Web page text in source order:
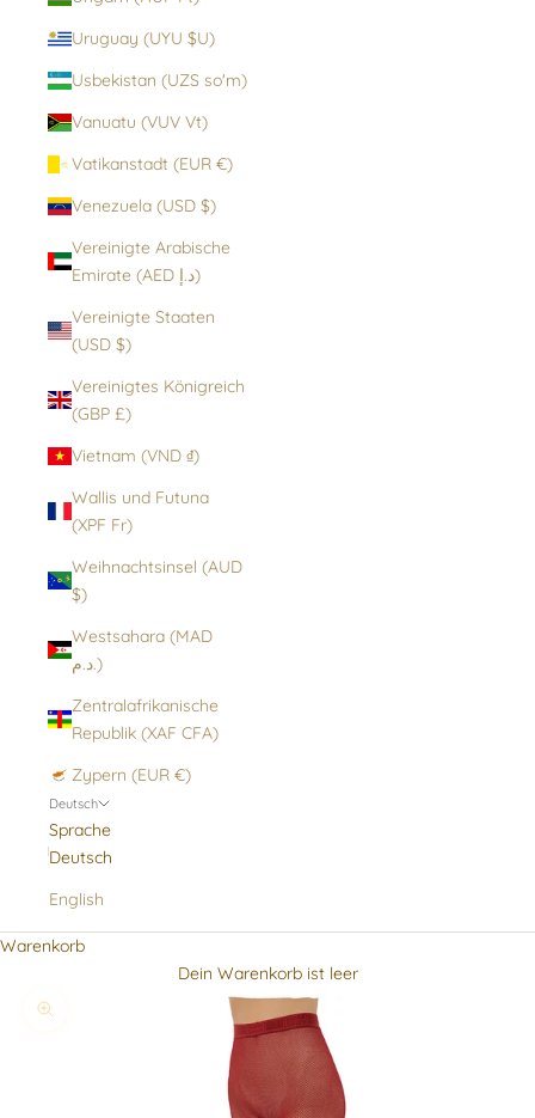
Uruguay (UYU $U)
Usbekistan (UZS so'm)
Vanuatu (VUV Vt)
Vatikanstadt (EUR €)
Venezuela (USD $)
Vereinigte Arabische
Emirate (AED د.إ)
Vereinigte Staaten
(USD $)
Vereinigtes Königreich
(GBP £)
Vietnam (VND ₫)
Wallis und Futuna
(XPF Fr)
Weihnachtsinsel (AUD
$)
Westsahara (MAD
د.م.)
Zentralafrikanische
Republik (XAF CFA)
Zypern (EUR €)
Deutsch
Sprache
Deutsch
English
Warenkorb
Dein Warenkorb ist leer
Bild vergrößern